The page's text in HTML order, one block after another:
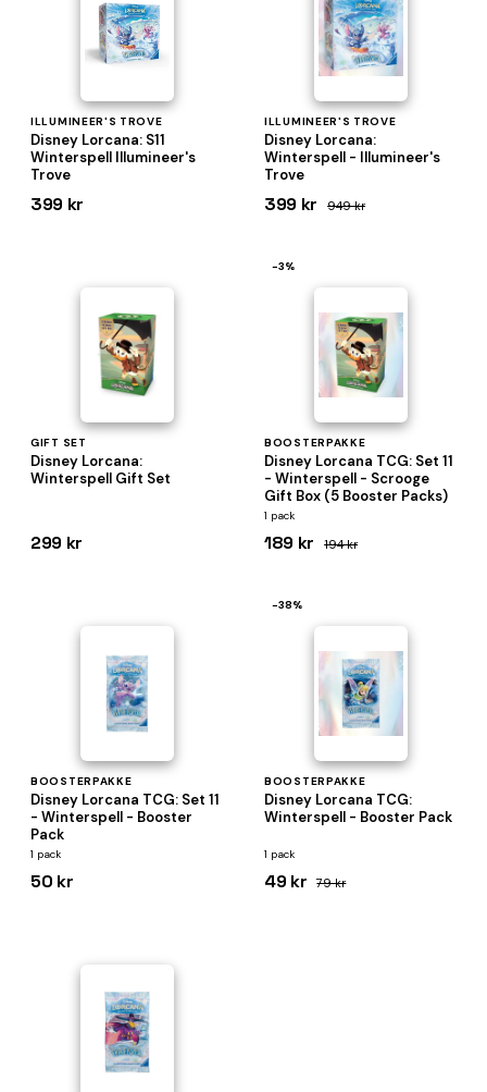
ILLUMINEER'S TROVE
Disney Lorcana: S11
Winterspell Illumineer's
Trove
399 kr
ILLUMINEER'S TROVE
Disney Lorcana:
Winterspell - Illumineer's
Trove
399 kr 949 kr
GIFT SET
Disney Lorcana:
Winterspell Gift Set
299 kr
−3%
BOOSTERPAKKE
Disney Lorcana TCG: Set 11
- Winterspell - Scrooge
Gift Box (5 Booster Packs)
1 pack
189 kr 194 kr
BOOSTERPAKKE
Disney Lorcana TCG: Set 11
- Winterspell - Booster
Pack
1 pack
50 kr
−38%
BOOSTERPAKKE
Disney Lorcana TCG:
Winterspell - Booster Pack
1 pack
49 kr 79 kr